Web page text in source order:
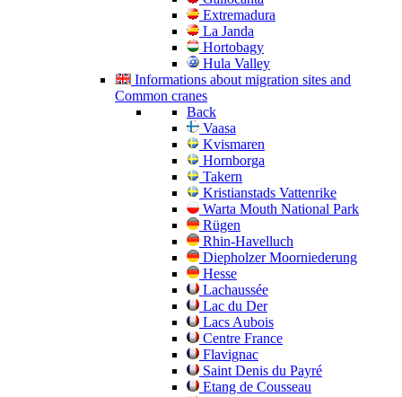
Extremadura
La Janda
Hortobagy
Hula Valley
Informations about migration sites and
Common cranes
Back
Vaasa
Kvismaren
Hornborga
Takern
Kristianstads Vattenrike
Warta Mouth National Park
Rügen
Rhin-Havelluch
Diepholzer Moorniederung
Hesse
Lachaussée
Lac du Der
Lacs Aubois
Centre France
Flavignac
Saint Denis du Payré
Etang de Cousseau